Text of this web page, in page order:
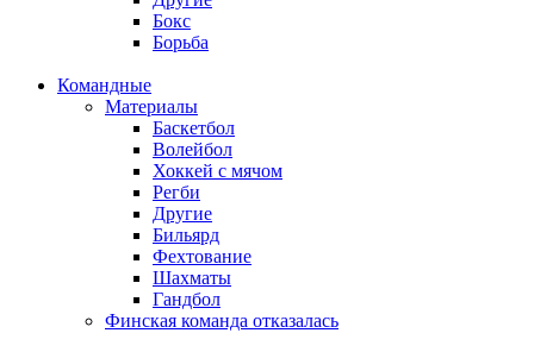
Бокс
Борьба
Командные
Материалы
Баскетбол
Волейбол
Хоккей с мячом
Регби
Другие
Бильярд
Фехтование
Шахматы
Гандбол
Финская команда отказалась